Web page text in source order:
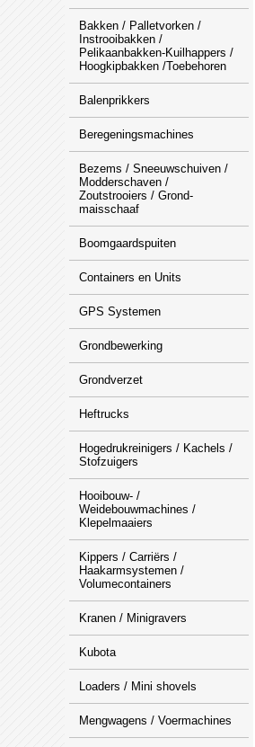
Bakken / Palletvorken /
Instrooibakken /
Pelikaanbakken-Kuilhappers /
Hoogkipbakken /Toebehoren
Balenprikkers
Beregeningsmachines
Bezems / Sneeuwschuiven /
Modderschaven /
Zoutstrooiers / Grond-
maisschaaf
Boomgaardspuiten
Containers en Units
GPS Systemen
Grondbewerking
Grondverzet
Heftrucks
Hogedrukreinigers / Kachels /
Stofzuigers
Hooibouw- /
Weidebouwmachines /
Klepelmaaiers
Kippers / Carriërs /
Haakarmsystemen /
Volumecontainers
Kranen / Minigravers
Kubota
Loaders / Mini shovels
Mengwagens / Voermachines